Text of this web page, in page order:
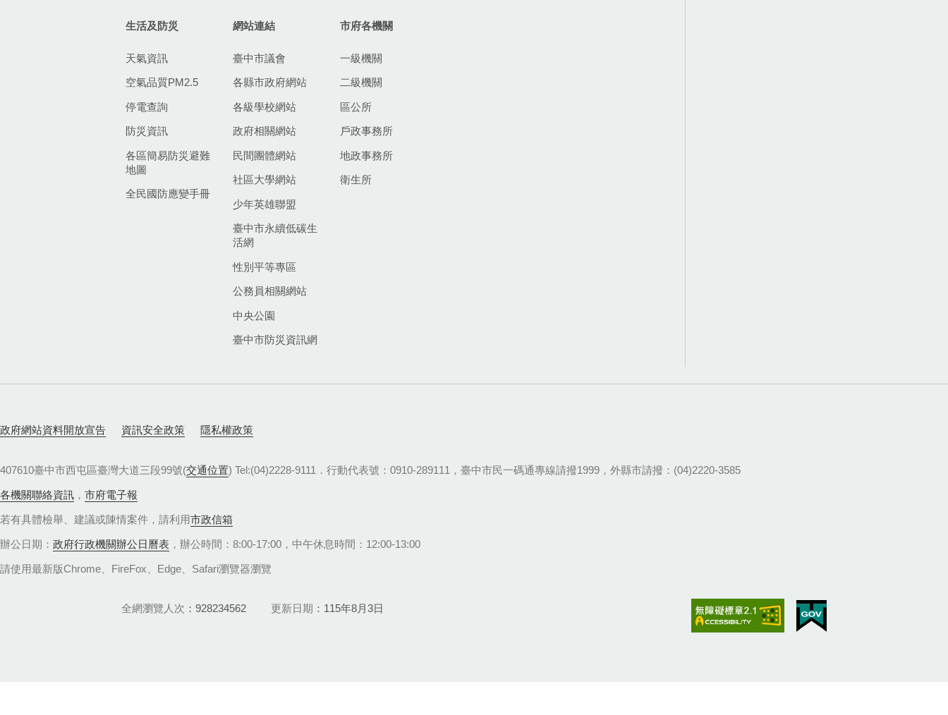
生活及防災
天氣資訊
空氣品質PM2.5
停電查詢
防災資訊
各區簡易防災避難
地圖
全民國防應變手冊
網站連結
臺中市議會
各縣市政府網站
各級學校網站
政府相關網站
民間團體網站
社區大學網站
少年英雄聯盟
臺中市永續低碳生
活網
性別平等專區
公務員相關網站
中央公園
臺中市防災資訊網
市府各機關
一級機關
二級機關
區公所
戶政事務所
地政事務所
衛生所
政府網站資料開放宣告 資訊安全政策 隱私權政策
407610臺中市西屯區臺灣大道三段99號(交通位置) Tel:(04)2228-9111．行動代表號：0910-289111，臺中市民一碼通專線請撥1999，外縣市請撥：(04)2220-3585
各機關聯絡資訊 ， 市府電子報
若有具體檢舉、建議或陳情案件，請利用市政信箱
辦公日期： 政府行政機關辦公日曆表 ，辦公時間：8:00-17:00，中午休息時間：12:00-13:00
請使用最新版Chrome、FireFox、Edge、Safari瀏覽器瀏覽
全網瀏覽人次 928234562 更新日期 115年8月3日